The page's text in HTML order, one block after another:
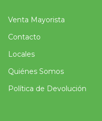
Venta Mayorista
Contacto
Locales
Quiénes Somos
Política de Devolución